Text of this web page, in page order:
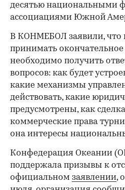
десятью национальными
ассоциациями Южной
В КОНМЕБОЛ заявили, что
принимать
необходимо получить
вопросов: как будет
какие механизмы
действовать, какие
предусмотрены, как
коммерческие права
она интересы
Конфедерация Океании
поддержала призывы к
официальном заявлении,